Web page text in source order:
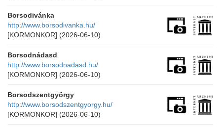
Borsodivánka
http://www.borsodivanka.hu/
[KORMONKOR] (2026-06-10)
Borsodnádasd
http://www.borsodnadasd.hu/
[KORMONKOR] (2026-06-10)
Borsodszentgyörgy
http://www.borsodszentgyorgy.hu/
[KORMONKOR] (2026-06-10)